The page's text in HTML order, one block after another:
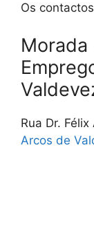
Os
Rua Dr.
Arcos de